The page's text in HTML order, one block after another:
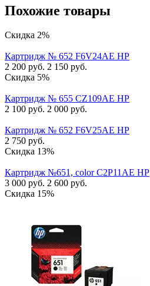
Похожие товары
Скидка 2%
Картридж № 652 F6V24AE HP
2 200 руб. 2 150 руб.
Скидка 5%
Картридж № 655 CZ109AE HP
2 100 руб. 2 000 руб.
Картридж № 652 F6V25AE HP
2 750 руб.
Скидка 13%
Картридж №651, color C2P11AE HP
3 000 руб. 2 600 руб.
Скидка 15%